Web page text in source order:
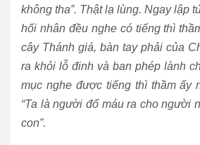
không tha”. Thật lạ lùng. Ngay lập
hối nhân đều nghe có tiếng thì
cây Thánh giá, bàn tay phải của
ra khỏi lỗ đinh và ban phép lành
mục nghe được tiếng thì thầm ấy
“Ta là người đổ máu ra cho người
con”.